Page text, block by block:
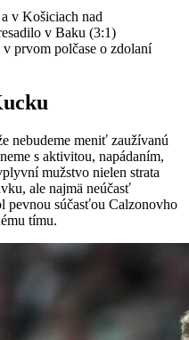
v Košiciach nad
v Baku (3:1)
prvom polčase o zdolaní
nebudeme meniť zaužívanú
s aktivitou, napádaním,
mužstvo nielen strata
ale najmä neúčasť
pevnou súčasťou Calzonovho
tímu.